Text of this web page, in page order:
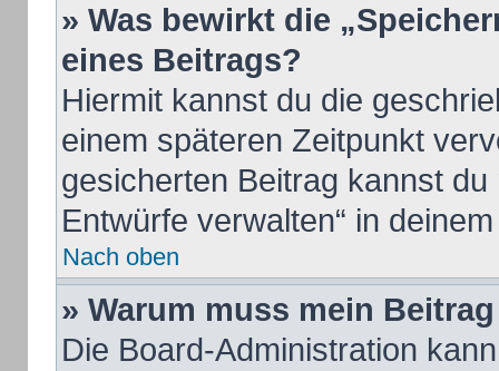
» Was bewirkt die
eines Beitrags?
Hiermit kannst du die
einem späteren Zeitpunkt
gesicherten Beitrag kannst
Entwürfe verwalten“ in
Nach oben
» Warum muss mein
Die Board-Administration